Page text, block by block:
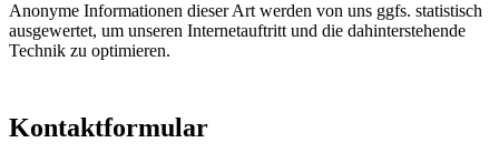
Anonyme Informationen dieser Art werden von uns ggfs. statistisch
ausgewertet, um unseren Internetauftritt und die dahinterstehende
Technik zu optimieren.
Kontaktformular